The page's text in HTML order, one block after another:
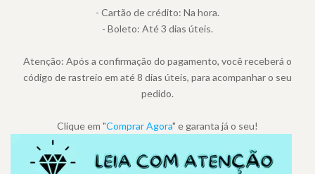
- Cartão de crédito: Na hora.
- Boleto: Até 3 dias úteis.
Atenção: Após a confirmação do pagamento, você receberá o
código de rastreio em até 8 dias úteis, para acompanhar o seu
pedido.
Clique em "Comprar Agora" e garanta já o seu!